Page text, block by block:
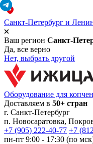
Санкт-Петербург и
Ваш регион Санкт-
Да, все верно
Нет, выбрать другой
Оборудование для
Доставляем в 50+ стран
г. Санкт-Петербург
п. Новосаратовка,
+7 (905) 222-40-77 +7
пн-пт 9:00 - 17:30 (по